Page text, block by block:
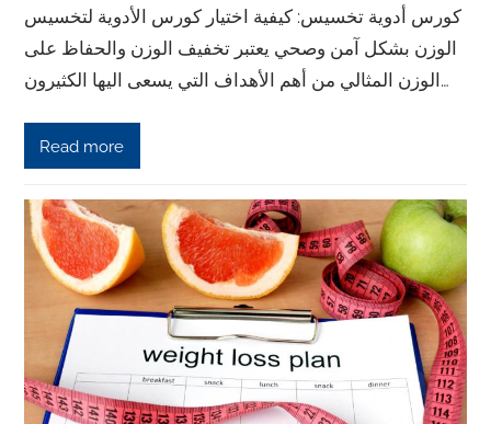
كورس أدوية تخسيس: كيفية اختيار كورس الأدوية لتخسيس
الوزن بشكل آمن وصحي يعتبر تخفيف الوزن والحفاظ على
الوزن المثالي من أهم الأهداف التي يسعى اليها الكثيرون…
Read more